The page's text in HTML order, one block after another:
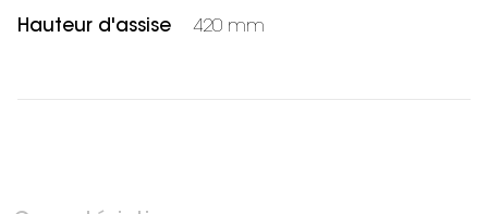
Hauteur d'assise 420 mm